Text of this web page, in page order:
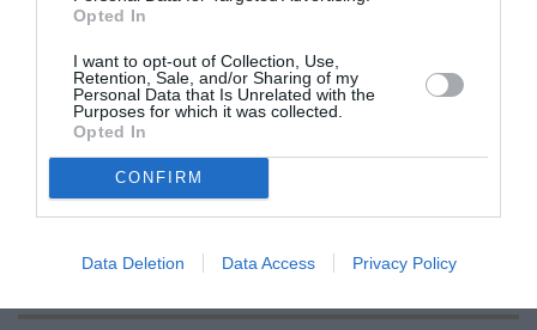
Opted In
I want to opt-out of Collection, Use,
Retention, Sale, and/or Sharing of my
Personal Data that Is Unrelated with the
Purposes for which it was collected.
Opted In
CONFIRM
Data Deletion Data Access Privacy Policy
RELATED STORY
Η Φλωρεντία βάζει και τα βιβλία σε
καραντίνα 7 ημερών